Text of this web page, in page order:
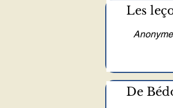
Les
Anonyme
De